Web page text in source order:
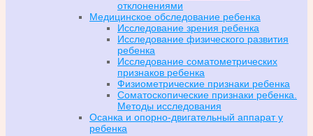
отклонениями
Медицинское обследование ребенка
Исследование зрения ребенка
Исследование физического развития
ребенка
Исследование соматометрических
признаков ребенка
Физиометрические признаки ребенка
Соматоскопические признаки ребенка.
Методы исследования
Осанка и опорно-двигательный аппарат у
ребенка